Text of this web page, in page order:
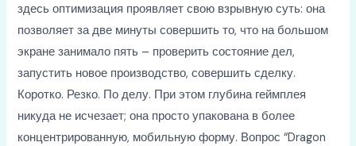
здесь оптимизация проявляет свою взрывную суть: она
позволяет за две минуты совершить то, что на большом
экране занимало пять – проверить состояние дел,
запустить новое производство, совершить сделку.
Коротко. Резко. По делу. При этом глубина геймплея
никуда не исчезает; она просто упакована в более
концентрированную, мобильную форму. Вопрос “Dragon